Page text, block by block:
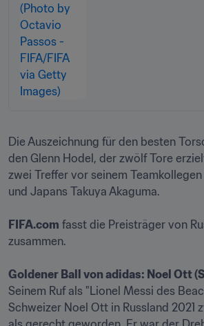
Die Auszeichnung für den besten
den Glenn Hodel, der zwölf Tore
zwei Treffer vor seinem
und Japans Takuya Akaguma.
FIFA.com fasst die Preisträger von
zusammen.
Goldener Ball von adidas: Noel Ott
Seinem Ruf als "Lionel Messi des
Schweizer Noel Ott in Russland 2021